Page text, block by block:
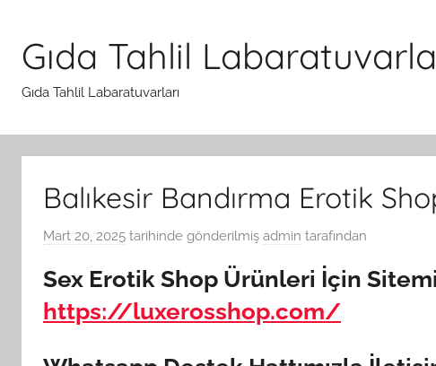
Gıda Tahlil
Gıda Tahlil Labaratuvarları
Balıkesir Bandırma Erotik
Mart 20, 2025 tarihinde gönderilmiş admin tarafından
Sex Erotik Shop Ürünleri İçin
https://luxerosshop.com/